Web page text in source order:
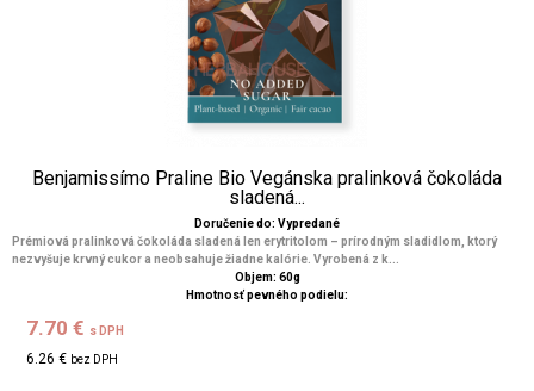
Benjamissímo Praline Bio Vegánska pralinková čokoláda
sladená...
Doručenie do: Vypredané
Prémiová pralinková čokoláda sladená len erytritolom – prírodným sladidlom, ktorý
nezvyšuje krvný cukor a neobsahuje žiadne kalórie. Vyrobená z k...
Objem: 60g
Hmotnosť pevného podielu:
7.70 € s DPH
6.26 € bez DPH